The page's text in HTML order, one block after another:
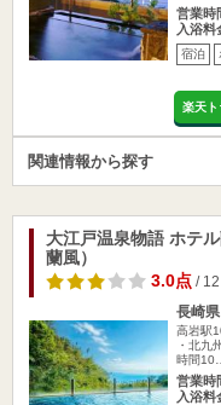
営業時
入浴料
宿泊
楽天ト
関連情報から探す
大江戸温泉物語 ホテ
蘭風）
3.0点/ 12
長崎
高岩駅
・北九
時間10…
営業時
入浴料